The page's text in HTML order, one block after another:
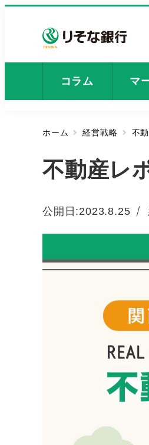
コ
コラム マ
ホーム 経営戦略 不
不動産レ
公開日:
投稿日
2023.8.25